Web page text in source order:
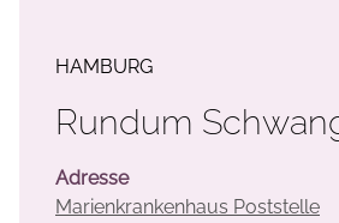
HAMBURG
Rundum
Adresse
Marienkrankenhaus Poststelle